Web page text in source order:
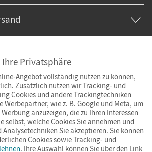
Privatsphäre
Angebot vollständig nutzen zu können,
Zusätzlich nutzen wir Tracking- und
Cookies und andere Trackingtechniken
Werbepartner, wie z. B. Google und Meta, um
anzuzeigen, die zu Ihren Interessen
selbst, welche Cookies Sie annehmen und
Sie akzeptieren. Sie können
Cookies sowie Tracking- und
. Ihre Auswahl können Sie über den Link